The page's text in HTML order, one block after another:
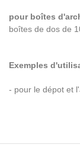
pour boîtes
boîtes de dos de
Exemples
- pour le dépot et